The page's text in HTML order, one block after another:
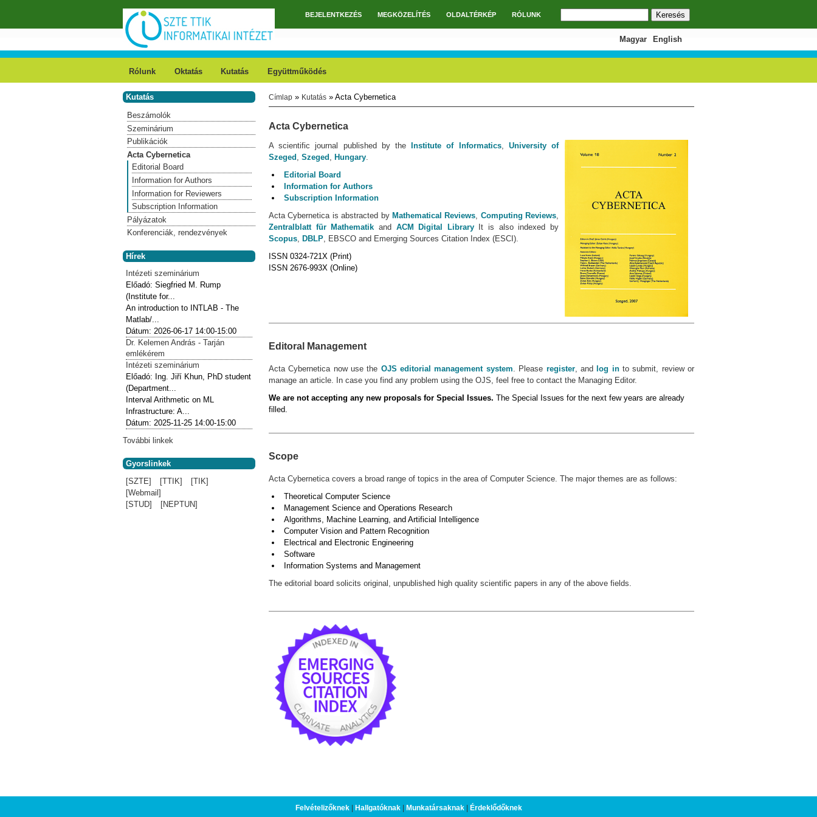
FőmenüBEJELENTKEZÉS MEGKÖZELÍTÉS OLDALTÉRKÉP RÓLUNK Keresés űrlap
English
Magyar
Rólunk Oktatás Kutatás Együttműködés
Jelenlegi hely
Címlap » Kutatás » Acta Cybernetica
Acta Cybernetica
A scientific journal published by the Institute of Informatics, University of
Szeged , Szeged , Hungary.
Editorial Board
Information for Authors
Subscription Information
Acta Cybernetica is abstracted by Mathematical Reviews, Computing Reviews,
Zentralblatt für Mathematik and ACM Digital LibraryIt is also indexed by
Scopus, DBLP, EBSCO and Emerging Sources Citation Index (ESCI).
ISSN 0324-721X (Print)
ISSN 2676-993X (Online)
Editoral Management
Acta Cybernetica now use the OJS editorial management system. Please register, and log into submit, review or
manage an article. In case you find any problem using the OJS, feel free to contact the Managing Editor.
We are not accepting any new proposals for Special Issues. The Special Issues for the next few years are already
filled.
Scope
Acta Cybernetica covers a broad range of topics in the area of Computer Science. The major themes are as follows:
Theoretical Computer Science
Management Science and Operations Research
Algorithms, Machine Learning, and Artificial Intelligence
Computer Vision and Pattern Recognition
Electrical and Electronic Engineering
Software
Information Systems and Management
The editorial board solicits original, unpublished high quality scientific papers in any of the above fields.
Kutatás
Beszámolók
Szeminárium
Publikációk
Acta Cybernetica
Editorial Board
Information for Authors
Information for Reviewers
Subscription Information
Pályázatok
Konferenciák, rendezvények
Hírek
Intézeti szeminárium
Előadó:Siegfried M. Rump
(Institute for...
An introduction to INTLAB - The
Matlab/...
Dátum: 2026-06-17 14:00-15:00
Dr. Kelemen András - Tarján
emlékérem
Intézeti szeminárium
Előadó: Ing. Jiří Khun, PhD student
(Department...
Interval Arithmetic on ML
Infrastructure: A...
Dátum: 2025-11-25 14:00-15:00
További linkek
Gyorslinkek
[SZTE]
[TTIK]
[TIK]
[Webmail]
[STUD]
[NEPTUN]
Felvételizőknek| Hallgatóknak| Munkatársaknak| Érdeklődőknek